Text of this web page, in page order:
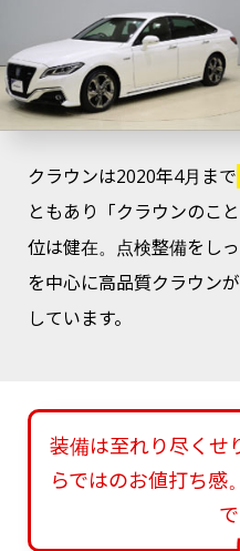
クラウンは2020年4月まで
ともあり「クラウンのこ
位は健在。点検整備をし
を中心に高品質クラウン
しています。
装備は至れり尽くせ
らではのお値打ち感
で